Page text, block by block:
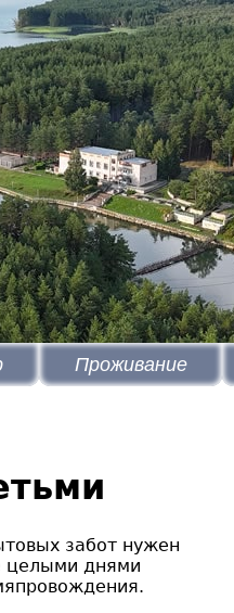
Проживание
забот нужен
целыми днями